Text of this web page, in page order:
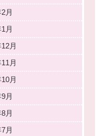
月
月
月
月
月
月
月
月